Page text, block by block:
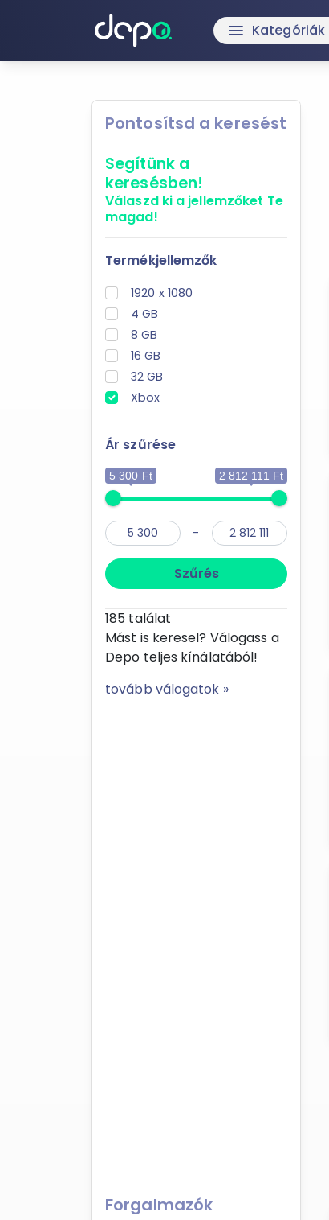
menu Kategóriák
Pontosítsd a keresést
Segítünk a
keresésben!
Válaszd ki a jellemzőket Te
magad!
Termékjellemzők
1920 x 1080
4 GB
8 GB
16 GB
32 GB
Xbox
Ár szűrése
5 300 Ft 2 812 111 Ft
-
Szűrés
185 találat
Mást is keresel? Válogass a
Depo teljes kínálatából!
tovább válogatok »
Forgalmazók